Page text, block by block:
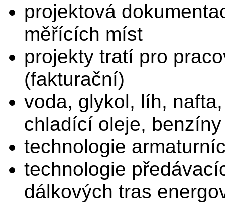
projektová
měřících míst
projekty tratí pro
(fakturační)
voda, glykol, líh,
chladící oleje, benzíny
technologie
technologie
dálkových tras